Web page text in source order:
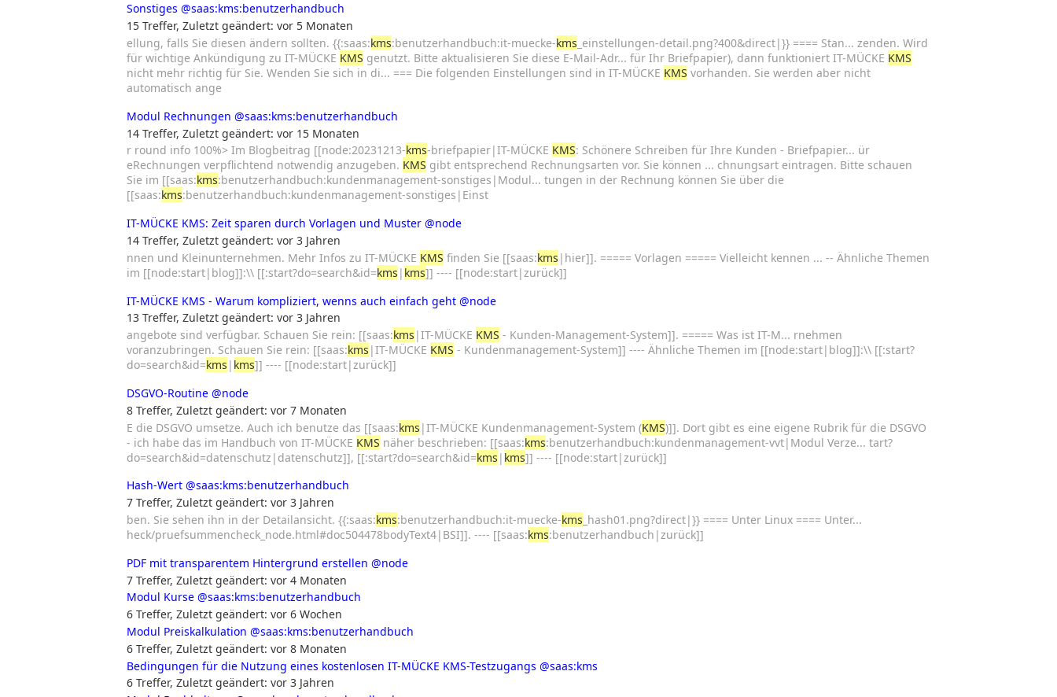
Sonstiges @saas:kms:benutzerhandbuch
15 Treffer, Zuletzt geändert: vor 5 Monaten
ellung, falls Sie diesen ändern sollten. {{:saas:kms:benutzerhandbuch:it-muecke-kms _einstellungen-detail.png?400&direct|}} ==== Stan... zenden. Wird
für wichtige Ankündigung zu IT-MÜCKE KMS genutzt. Bitte aktualisieren Sie diese E-Mail-Adr... für Ihr Briefpapier), dann funktioniert IT-MÜCKE KMS
nicht mehr richtig für Sie. Wenden Sie sich in di... === Die folgenden Einstellungen sind in IT-MÜCKE KMS vorhanden. Sie werden aber nicht
automatisch ange
Modul Rechnungen @saas:kms:benutzerhandbuch
14 Treffer, Zuletzt geändert: vor 15 Monaten
r round info 100%> Im Blogbeitrag [[node:20231213-kms-briefpapier|IT-MÜCKE KMS: Schönere Schreiben für Ihre Kunden - Briefpapier... ür
eRechnungen verpflichtend notwendig anzugeben. KMS gibt entsprechend Rechnungsarten vor. Sie können ... chnungsart eintragen. Bitte schauen
Sie im [[saas:kms:benutzerhandbuch:kundenmanagement-sonstiges|Modul... tungen in der Rechnung können Sie über die
[[saas:kms:benutzerhandbuch:kundenmanagement-sonstiges|Einst
IT-MÜCKE KMS: Zeit sparen durch Vorlagen und Muster @node
14 Treffer, Zuletzt geändert: vor 3 Jahren
nnen und Kleinunternehmen. Mehr Infos zu IT-MÜCKE KMS finden Sie [[saas:kms |hier]]. ===== Vorlagen ===== Vielleicht kennen ... -- Ähnliche Themen
im [[node:start|blog]]:\\ [[:start?do=search&id=kms | kms]] ---- [[node:start|zurück]]
IT-MÜCKE KMS - Warum kompliziert, wenns auch einfach geht @node
13 Treffer, Zuletzt geändert: vor 3 Jahren
angebote sind verfügbar. Schauen Sie rein: [[saas:kms |IT-MÜCKE KMS - Kunden-Management-System]]. ===== Was ist IT-M... rnehmen
voranzubringen. Schauen Sie rein: [[saas:kms |IT-MÜCKE KMS - Kundenmanagement-System]] ---- Ähnliche Themen im [[node:start|blog]]:\\ [[:start?
do=search&id=kms | kms]] ---- [[node:start|zurück]]
DSGVO-Routine @node
8 Treffer, Zuletzt geändert: vor 7 Monaten
E die DSGVO umsetze. Auch ich benutze das [[saas:kms |IT-MÜCKE Kundenmanagement-System (KMS)]]. Dort gibt es eine eigene Rubrik für die DSGVO
- ich habe das im Handbuch von IT-MÜCKE KMS näher beschrieben: [[saas:kms:benutzerhandbuch:kundenmanagement-vvt|Modul Verze... tart?
do=search&id=datenschutz|datenschutz]], [[:start?do=search&id=kms | kms]] ---- [[node:start|zurück]]
Hash-Wert @saas:kms:benutzerhandbuch
7 Treffer, Zuletzt geändert: vor 3 Jahren
ben. Sie sehen ihn in der Detailansicht. {{:saas:kms:benutzerhandbuch:it-muecke-kms _hash01.png?direct|}} ==== Unter Linux ==== Unter...
heck/pruefsummencheck_node.html#doc504478bodyText4|BSI]]. ---- [[saas:kms:benutzerhandbuch|zurück]]
PDF mit transparentem Hintergrund erstellen @node
7 Treffer, Zuletzt geändert: vor 4 Monaten
Modul Kurse @saas:kms:benutzerhandbuch
6 Treffer, Zuletzt geändert: vor 6 Wochen
Modul Preiskalkulation @saas:kms:benutzerhandbuch
6 Treffer, Zuletzt geändert: vor 8 Monaten
Bedingungen für die Nutzung eines kostenlosen IT-MÜCKE KMS-Testzugangs @saas:kms
6 Treffer, Zuletzt geändert: vor 3 Jahren